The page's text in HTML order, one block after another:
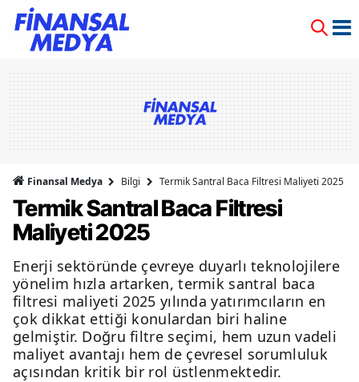
Finansal Medya Bilgi Termik Santral Baca Filtresi Maliyeti 2025
Termik Santral Baca Filtresi
Maliyeti 2025
Enerji sektöründe çevreye duyarlı teknolojilere
yönelim hızla artarken, termik santral baca
filtresi maliyeti 2025 yılında yatırımcıların en
çok dikkat ettiği konulardan biri haline
gelmiştir. Doğru filtre seçimi, hem uzun vadeli
maliyet avantajı hem de çevresel sorumluluk
açısından kritik bir rol üstlenmektedir.